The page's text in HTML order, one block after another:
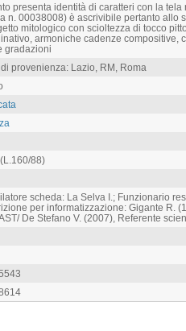
presenta identità di caratteri con la tela
n. 00038008) è ascrivibile pertanto allo
mitologico con scioltezza di tocco
armoniche cadenze compositive,
gradazioni
provenienza: Lazio, RM, Roma
88)
scheda: La Selva I.; Funzionario
per informatizzazione: Gigante R.
De Stefano V. (2007), Referente